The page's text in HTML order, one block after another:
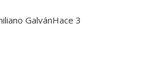
GalvánHace 3